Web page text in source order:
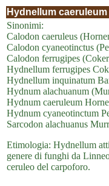
Hydnellum caeruleum
Sinonimi:
Calodon caeruleus
Calodon cyaneotinctus
Calodon ferrugipes
Hydnellum ferrugipes
Hydnellum inquinatum
Hydnum alachuanum
Hydnum caeruleum
Hydnum cyaneotinctum
Sarcodon alachuanus
Etimologia: Hydnellum
genere di funghi da
ceruleo del carpoforo.